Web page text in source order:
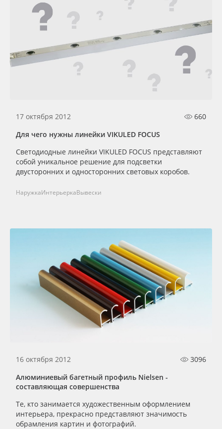
17 октября 2012
660
Для чего нужны линейки VIKULED FOCUS
Светодиодные линейки VIKULED FOCUS представляют
собой уникальное решение для подсветки
двусторонних и односторонних световых коробов.
НаружкаИнтерьеркаВывески
16 октября 2012
3096
Алюминиевый багетный профиль Nielsen -
cоставляющая совершенства
Те, кто занимается художественным оформлением
интерьера, прекрасно представляют значимость
обрамления картин и фотографий.